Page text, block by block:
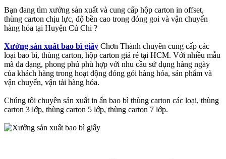
Bạn đang tìm xưởng sản xuất và cung cấp hộp carton in offset,
thùng carton chịu lực, độ bền cao trong đóng goi và vận chuyển
hàng hóa tại Huyện Củ Chi ?
Xưởng sản xuất bao bì giấy Chơn Thành chuyên cung cấp các
loại bao bì, thùng carton, hộp carton giá rẻ tại HCM. Với nhiều mẫu
mã đa dạng, phong phú phù hợp với nhu cầu sử dụng hàng ngày
của khách hàng trong hoạt động đóng gói hàng hóa, sản phẩm và
vận chuyển, vận tải hàng hóa.
Chúng tôi chuyên sản xuất in ấn bao bì thùng carton các loại, thùng
carton 3 lớp, thùng carton 5 lớp, thùng carton 7 lớp.